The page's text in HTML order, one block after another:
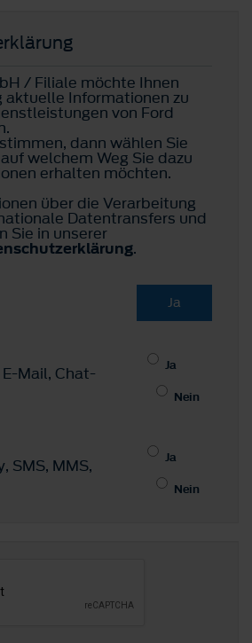
/ Filiale möchte Ihnen
aktuelle Informationen zu
von Ford
dann wählen Sie
welchem Weg Sie dazu
erhalten möchten.
über die Verarbeitung
Datentransfers und
Sie in unserer
.
Ja
Mail, Chat- Ja
Nein
SMS, MMS, Ja
Nein